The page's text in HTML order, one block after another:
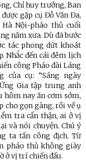
Chỉ huy trưởng, Ban
gặp cụ Đỗ Văn Đa,
Hà Nội-pháo thủ cuối
năm xưa. Dù đã bước
tác phong dứt khoát
Nhắc đến cái đêm lịch
công Pháo đài Láng
cụ: “Sáng ngày
Gia tập trung anh
hôm nay ăn cơm sớm,
cho gọn gàng, rồi về ụ
tra cẩn thận, ai ở vị
và nói chuyện. Chú ý
ta tấn công địch. Từ
pháo thủ không giày
ở vị trí chiến đấu.